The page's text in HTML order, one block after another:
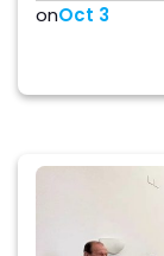
onOct 3